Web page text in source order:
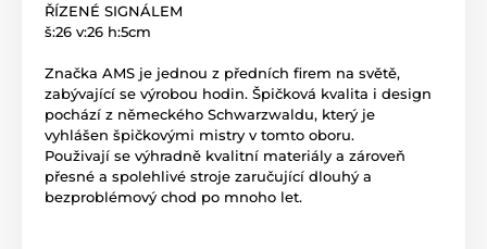
ŘÍZENÉ SIGNÁLEM
š:26 v:26 h:5cm
Značka AMS je jednou z předních firem na světě,
zabývající se výrobou hodin. Špičková kvalita i design
pochází z německého Schwarzwaldu, který je
vyhlášen špičkovými mistry v tomto oboru.
Použivají se výhradně kvalitní materiály a zároveň
přesné a spolehlivé stroje zaručující dlouhý a
bezproblémový chod po mnoho let.